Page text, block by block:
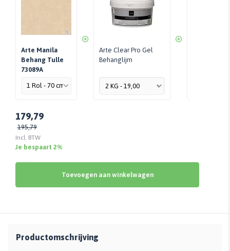
Arte Manila
Behang Tulle
73089A
Arte Clear Pro Gel
Behanglijm
179,79
195,79
Incl. BTW
Je bespaart 2%
Toevoegen aan winkelwagen
Productomschrijving